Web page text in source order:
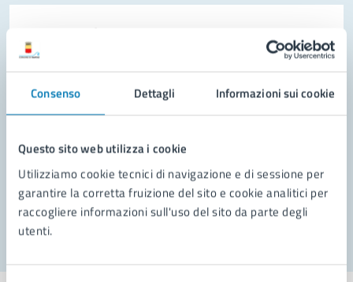
Consenso Dettagli Informazioni sui cookie
Questo sito web utilizza i cookie
Utilizziamo cookie tecnici di navigazione e di sessione per
garantire la corretta fruizione del sito e cookie analitici per
raccogliere informazioni sull'uso del sito da parte degli
utenti.
Richiedi assistenza
Problemi in città
Segnala disservizio